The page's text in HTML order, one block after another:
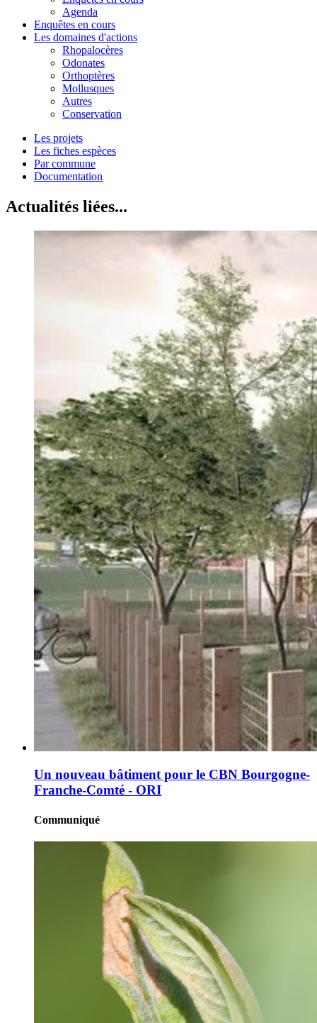
Agenda
Enquêtes en cours
Les domaines d'actions
Rhopalocères
Odonates
Orthoptères
Mollusques
Autres
Conservation
Les projets
Les fiches espèces
Par commune
Documentation
Actualités liées...
Un nouveau bâtiment pour le CBN Bourgogne-
Franche-Comté - ORI
Communiqué